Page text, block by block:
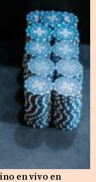
en vivo en